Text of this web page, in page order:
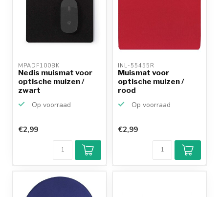
MPADF100BK
Nedis muismat voor
optische muizen /
zwart
Op voorraad
€2,99
INL-55455R
Muismat voor
optische muizen /
rood
Op voorraad
€2,99